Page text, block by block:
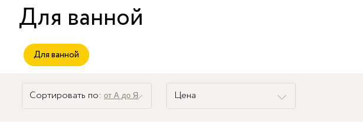
Для ванной
Для ванной
Сортировать по: от А до Я Цена